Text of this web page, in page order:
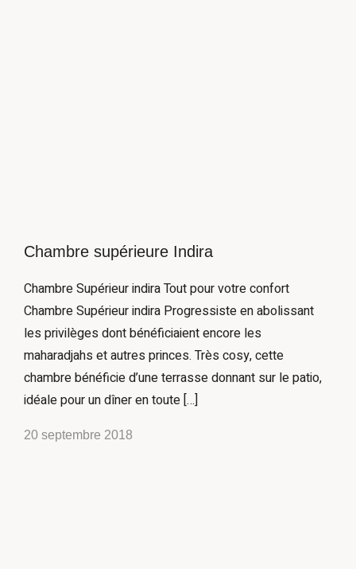
Chambre supérieure Indira
Chambre Supérieur indira Tout pour votre confort
Chambre Supérieur indira Progressiste en abolissant
les privilèges dont bénéficiaient encore les
maharadjahs et autres princes. Très cosy, cette
chambre bénéficie d’une terrasse donnant sur le patio,
idéale pour un dîner en toute […]
20 septembre 2018